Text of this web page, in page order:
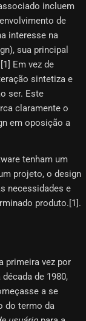
incluem
de
interesse na
sua principal
Em vez de
sintetiza e
ser. Este
claramente o
em oposição a
tenham um
projeto, o design
necessidades e
produto.[1]​.
primeira vez por
de 1980,
a se
do termo da